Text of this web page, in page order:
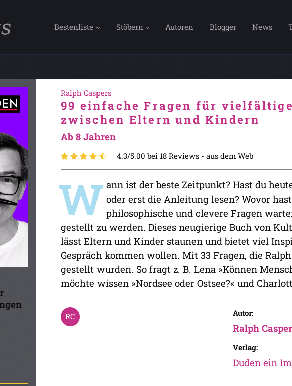
Bestenliste Stöbern Autoren Blogger News
Ralph Caspers
99 einfache Fragen für
zwischen Eltern und Kindern
Ab 8 Jahren
4.3/5.00 bei 18 Reviews - aus dem Web
W ann ist der beste Zeitpunkt? Hast du
oder erst die Anleitung lesen? Wovor
philosophische und clevere Fragen
gestellt zu werden. Dieses neugierige Buch von
lässt Eltern und Kinder staunen und bietet viel
Gespräch kommen wollen. Mit 33 Fragen, die
gestellt wurden. So fragt z. B. Lena »Können
möchte wissen »Nordsee oder Ostsee?« und
Autor:
Ralph
Verlag:
Duden ein